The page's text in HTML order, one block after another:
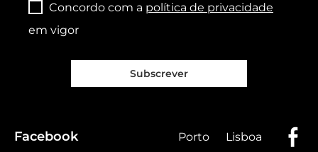
Concordo com a política de privacidade
em vigor
Subscrever
Facebook Porto Lisboa